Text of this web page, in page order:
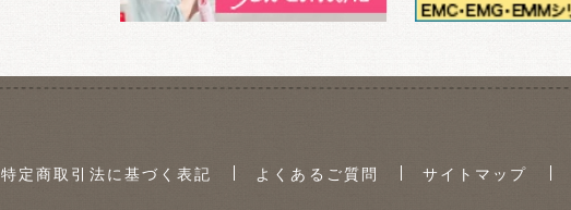
特定商取引法に基づく表記 よくあるご質問 サイトマップ